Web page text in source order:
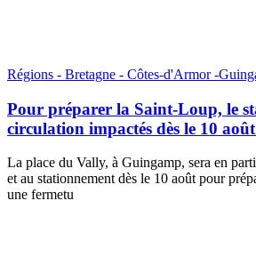
Régions - Bretagne - Côtes-d'Armor -
Pour préparer la Saint-Loup, le
circulation impactés dès le 10
La place du Vally, à Guingamp, sera en
et au stationnement dès le 10 août pour
une fermetu